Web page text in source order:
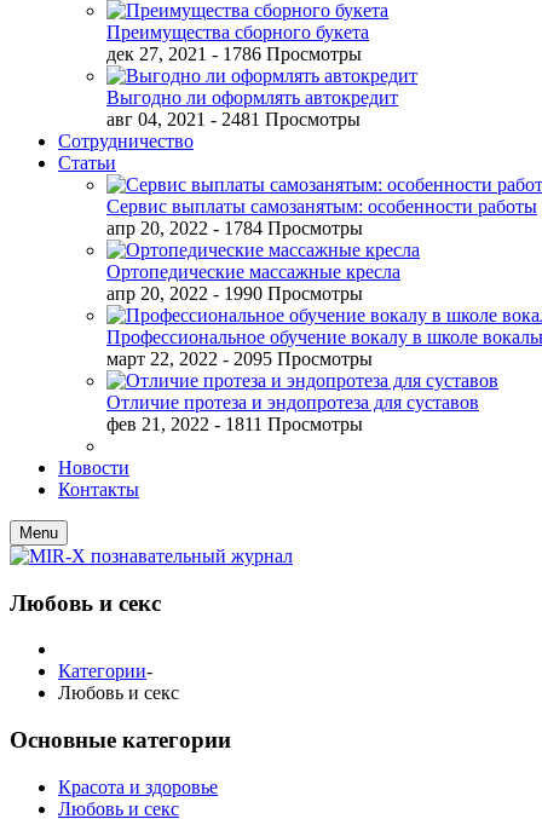
Преимущества сборного букета
дек 27, 2021 - 1786 Просмотры
Выгодно ли оформлять автокредит
авг 04, 2021 - 2481 Просмотры
Сотрудничество
Статьи
Сервис выплаты самозанятым: особенности работы
апр 20, 2022 - 1784 Просмотры
Ортопедические массажные кресла
апр 20, 2022 - 1990 Просмотры
Профессиональное обучение вокалу в школе
март 22, 2022 - 2095 Просмотры
Отличие протеза и эндопротеза для суставов
фев 21, 2022 - 1811 Просмотры
Новости
Контакты
Menu
Любовь и секс
Категории-
Любовь и секс
Основные категории
Красота и здоровье
Любовь и секс